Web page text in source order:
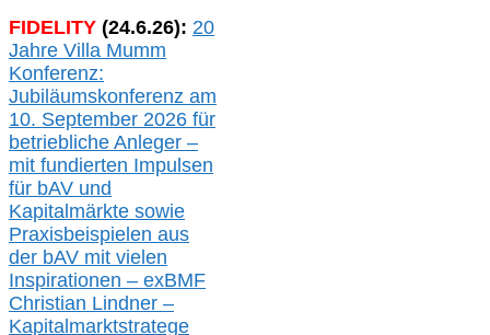
FIDELITY (24.6.26): 20
Jahre Villa Mumm
Konferenz:
Jubiläumskonferenz am
10. September 2026 für
betriebliche Anleger –
mit fundierten Impulsen
für bAV und
Kapitalmärkte sowie
Praxisbeispielen aus
der bAV mit vielen
Inspirationen – exBMF
Christian Lindner –
Kapitalmarktstratege